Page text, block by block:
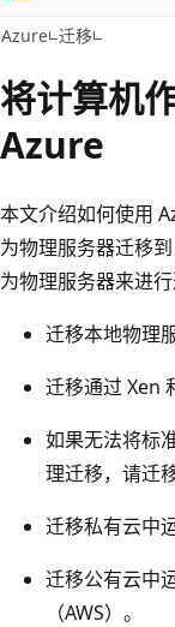
Azure 迁移
将计算机
Azure
本文介绍如何使用
为物理服务器迁移
为物理服务器来进行
迁移本地物理
迁移通过 Xen
如果无法将标
理迁移，请迁
迁移私有云中
迁移公有云中
（AWS）。